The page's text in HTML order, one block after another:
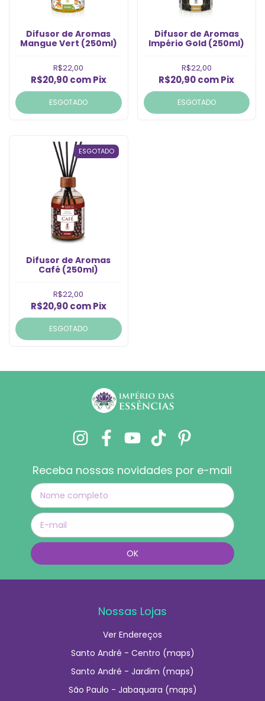
Difusor de Aromas
Mangue Vert (250ml)
R$22,00
R$20,90com Pix
ESGOTADO
Difusor de Aromas
Império Gold (250ml)
R$22,00
R$20,90comPix
ESGOTADO
ESGOTADO
Difusor de Aromas
Café (250ml)
R$22,00
R$20,90com Pix
ESGOTADO
Receba nossas novidades por e-mail
Nossas Lojas
Ver Endereços
Santo André - Centro (maps)
Santo André - Jardim (maps)
São Paulo - Jabaquara (maps)